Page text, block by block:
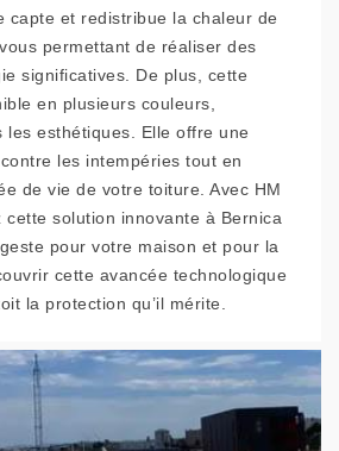
capte et redistribue la chaleur de
permettant de réaliser des
significatives. De plus, cette
en plusieurs couleurs,
les esthétiques. Elle offre une
les intempéries tout en
de vie de votre toiture. Avec HM
cette solution innovante à Bernica
pour votre maison et pour la
cette avancée technologique
la protection qu’il mérite.